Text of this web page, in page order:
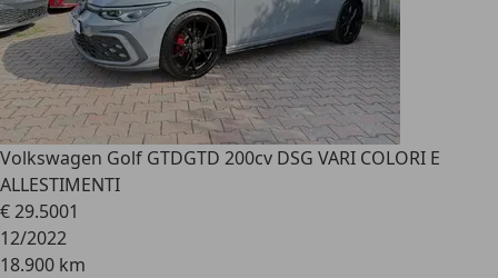
Volkswagen Golf GTDGTD 200cv DSG VARI COLORI E
ALLESTIMENTI
€ 29.5001
12/2022
18.900 km